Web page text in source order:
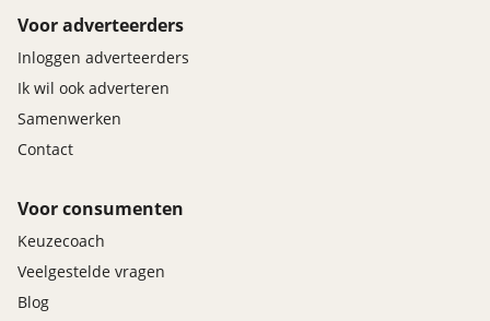
Voor adverteerders
Inloggen adverteerders
Ik wil ook adverteren
Samenwerken
Contact
Voor consumenten
Keuzecoach
Veelgestelde vragen
Blog